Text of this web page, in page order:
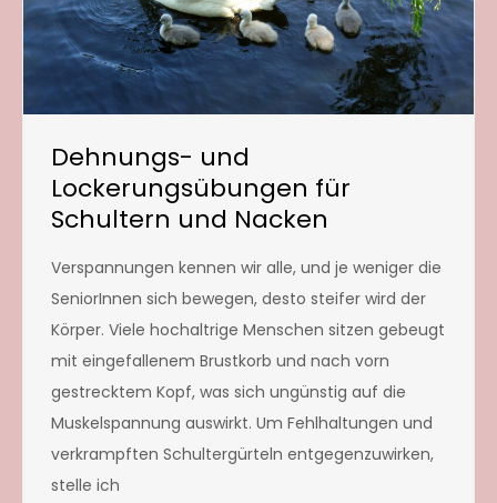
Dehnungs- und
Lockerungsübungen für
Schultern und Nacken
Verspannungen kennen wir alle, und je weniger die
SeniorInnen sich bewegen, desto steifer wird der
Körper. Viele hochaltrige Menschen sitzen gebeugt
mit eingefallenem Brustkorb und nach vorn
gestrecktem Kopf, was sich ungünstig auf die
Muskelspannung auswirkt. Um Fehlhaltungen und
verkrampften Schultergürteln entgegenzuwirken,
stelle ich